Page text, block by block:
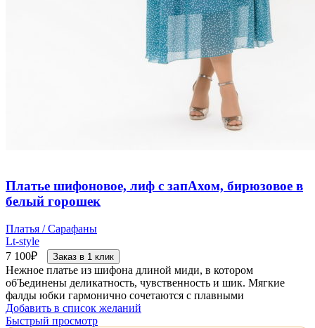
Платье шифоновое, лиф с запАхом, бирюзовое в
белый горошек
Платья / Сарафаны
Lt-style
7 100₽ Заказ в 1 клик
Нежное платье из шифона длиной миди, в котором
обЪединены деликатность, чувственность и шик. Мягкие
фалды юбки гармонично сочетаются с плавными
Добавить в список желаний
Быстрый просмотр